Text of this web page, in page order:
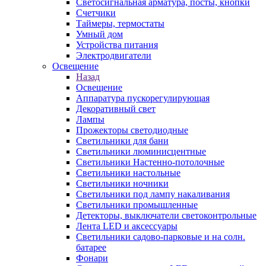
Светосигнальная арматура, посты, кнопки
Счетчики
Таймеры, термостаты
Умный дом
Устройства питания
Электродвигатели
Освещение
Назад
Освещение
Аппаратура пускорегулирующая
Декоративный свет
Лампы
Прожекторы светодиодные
Светильники для бани
Светильники люминисцентные
Светильники Настенно-потолочные
Светильники настольные
Светильники ночники
Светильники под лампу накаливания
Светильники промышленные
Детекторы, выключатели светоконтрольные
Лента LED и аксессуары
Светильники садово-парковые и на солн.
батарее
Фонари